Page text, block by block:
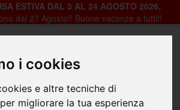
i cookies
e altre tecniche di
migliorare la tua esperienza
ESTIVA DAL 3 AL 24 AGOSTO 2026,
dal 27 Agosto!! Buone vacanze a tutti!!